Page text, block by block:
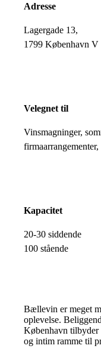
Adresse
Lagergade 13,
1799 København V
Velegnet til
Vinsmagninger,
Kapacitet
20-30 siddende
100 stående
Bællevin er meget
oplevelse.
København tilbyder
og intim ramme til